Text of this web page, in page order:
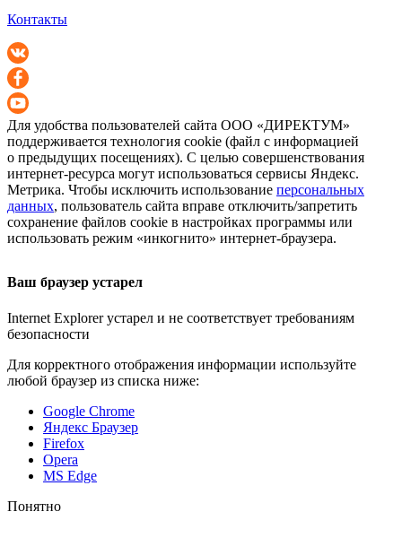
Контакты
Для удобства пользователей сайта ООО «ДИРЕКТУМ»
поддерживается технология cookie (файл с информацией
о предыдущих посещениях). С целью совершенствования
интернет-ресурса могут использоваться сервисы Яндекс.
Метрика. Чтобы исключить использование персональных
данных, пользователь сайта вправе отключить/запретить
сохранение файлов cookie в настройках программы или
использовать режим «инкогнито» интернет-браузера.
Ваш браузер устарел
Internet Explorer устарел и не соответствует требованиям
безопасности
Для корректного отображения информации используйте
любой браузер из списка ниже:
Google Chrome
Яндекс Браузер
Firefox
Opera
MS Edge
Понятно